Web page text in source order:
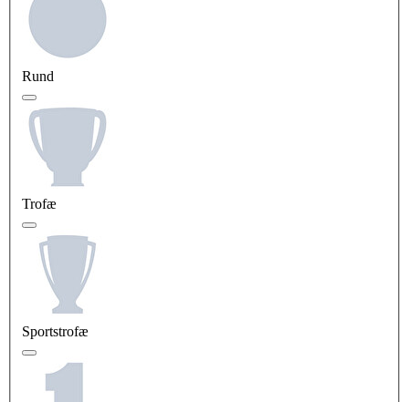
Rund
Trofæ
Sportstrofæ